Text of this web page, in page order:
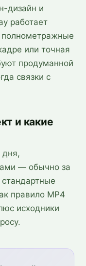
дизайн и
работает
полнометражные
или точная
продуманной
связки с
и какие
дня,
— обычно за
правило MP4
исходники